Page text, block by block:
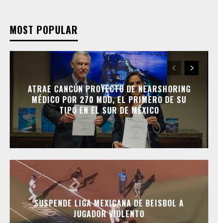
MOST POPULAR
ATRAE CANCÚN PROYECTO DE NEARSHORING
MÉDICO POR 270 MDD, EL PRIMERO DE SU
TIPO EN EL SUR DE MÉXICO
SUSPENDE LIGA MEXICANA DE BEISBOL A
JUGADOR VIOLENTO